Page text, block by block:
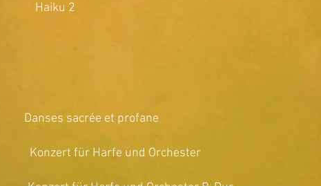
2
sacrée et profane
Konzert für Harfe und Orchester